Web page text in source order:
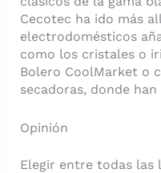
Cecotec ha ido más
electrodomésticos
como los cristales o
Bolero CoolMarket o
secadoras, donde
Opinión
Elegir entre todas las